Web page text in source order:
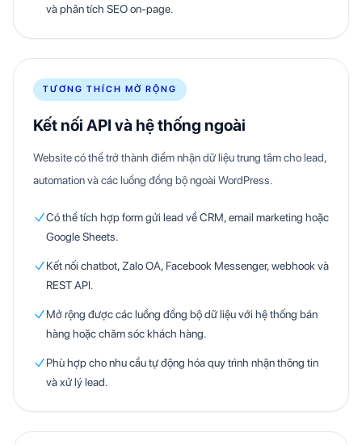
và phân tích SEO on-page.
TƯƠNG THÍCH MỞ RỘNG
Kết nối API và hệ thống ngoài
Website có thể trở thành điểm nhận dữ liệu trung tâm cho lead,
automation và các luồng đồng bộ ngoài WordPress.
Có thể tích hợp form gửi lead về CRM, email marketing hoặc
Google Sheets.
Kết nối chatbot, Zalo OA, Facebook Messenger, webhook và
REST API.
Mở rộng được các luồng đồng bộ dữ liệu với hệ thống bán
hàng hoặc chăm sóc khách hàng.
Phù hợp cho nhu cầu tự động hóa quy trình nhận thông tin
và xử lý lead.